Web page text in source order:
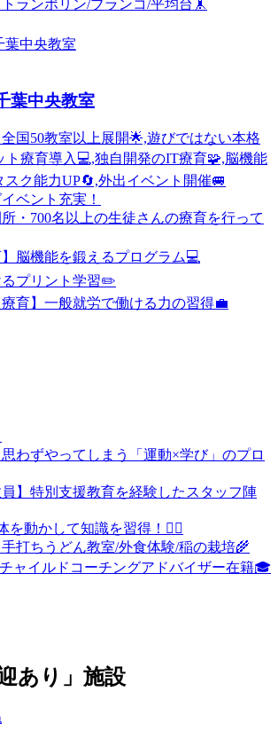
トランポリン/ブランコ/平均台🤸
葉中央教室
全国50教室以上展開🌟,遊びではない本格
ト療育導入💻,独自開発のIT療育🧩,脳機能
ク能力UP🔄,外出イベント開催🚐
ベント充実！
・700名以上の生徒さんの療育を行って
】脳機能を鍛えるプログラム💻
るプリント学習✏️
療育】一般就労で働ける力の習得💼
わずやってしまう「運動×学び」のプロ
員】特別支援教育を経験したスタッフ陣
を動かして知識を習得！🏃‍♂️
手打ちうどん教室/外食体験/稲の栽培🌾
ャイルドコーチングアドバイザー在籍🎓
あり」施設